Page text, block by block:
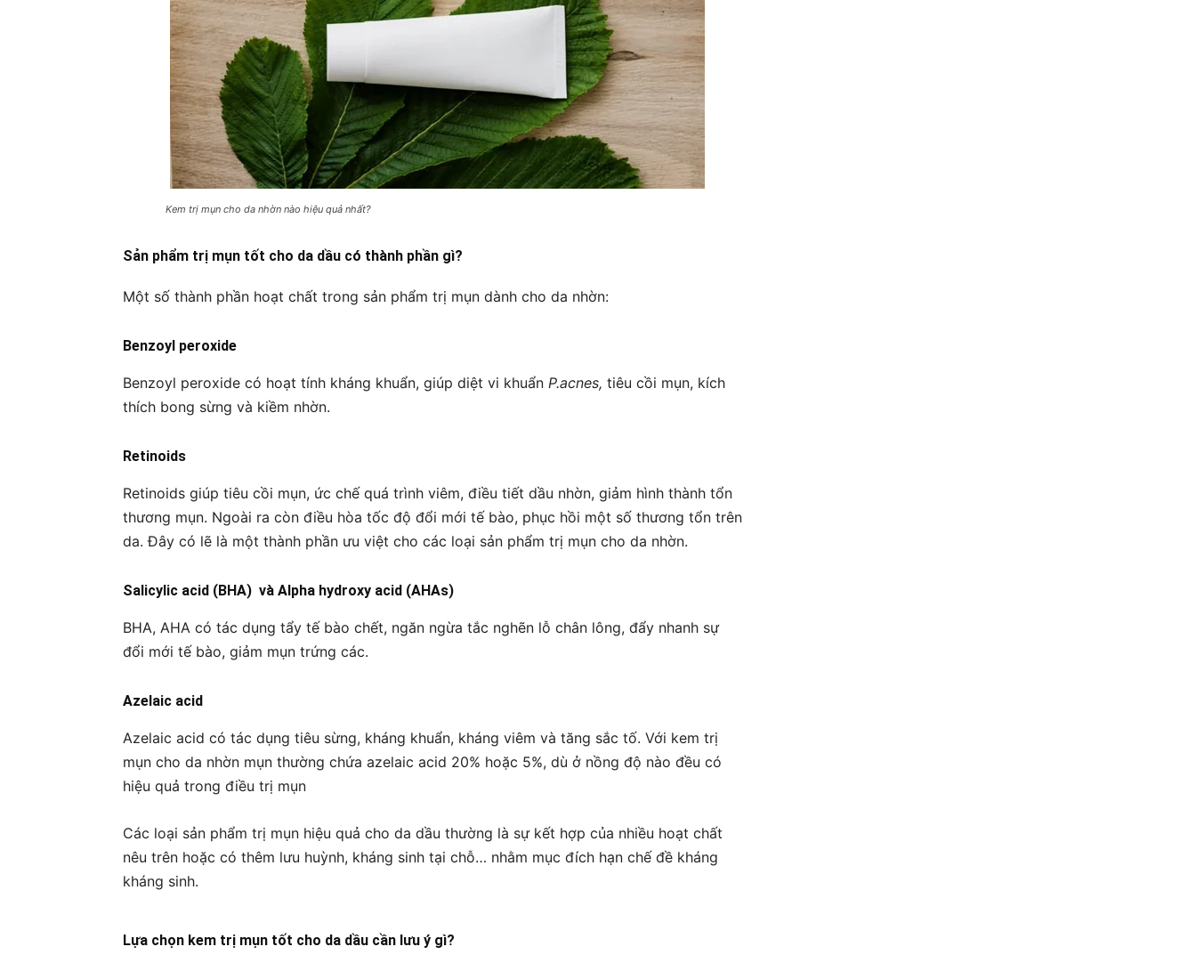
Kem trị mụn cho da nhờn nào hiệu quả nhất?
Sản phẩm trị mụn tốt cho da dầu có thành phần gì?
Một số thành phần hoạt chất trong sản phẩm trị mụn dành cho da nhờn:
Benzoyl peroxide
Benzoyl peroxide có hoạt tính kháng khuẩn, giúp diệt vi khuẩn P.acnes, tiêu cồi mụn, kích
thích bong sừng và kiềm nhờn.
Retinoids
Retinoids giúp tiêu cồi mụn, ức chế quá trình viêm, điều tiết dầu nhờn, giảm hình thành tổn
thương mụn. Ngoài ra còn điều hòa tốc độ đổi mới tế bào, phục hồi một số thương tổn trên
da. Đây có lẽ là một thành phần ưu việt cho các loại sản phẩm trị mụn cho da nhờn.
Salicylic acid (BHA) và Alpha hydroxy acid (AHAs)
BHA, AHA có tác dụng tẩy tế bào chết, ngăn ngừa tắc nghẽn lỗ chân lông, đẩy nhanh sự
đổi mới tế bào, giảm mụn trứng các.
Azelaic acid
Azelaic acid có tác dụng tiêu sừng, kháng khuẩn, kháng viêm và tăng sắc tố. Với kem trị
mụn cho da nhờn mụn thường chứa azelaic acid 20% hoặc 5%, dù ở nồng độ nào đều có
hiệu quả trong điều trị mụn
Các loại sản phẩm trị mụn hiệu quả cho da dầu thường là sự kết hợp của nhiều hoạt chất
nêu trên hoặc có thêm lưu huỳnh, kháng sinh tại chỗ… nhằm mục đích hạn chế đề kháng
kháng sinh.
Lựa chọn kem trị mụn tốt cho da dầu cần lưu ý gì?